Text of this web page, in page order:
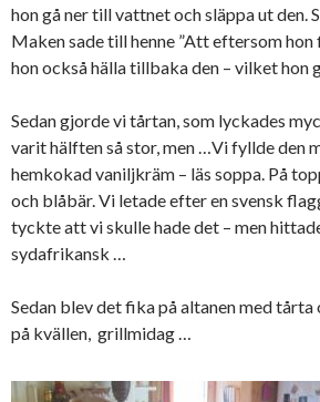
hon gå ner till vattnet och släppa ut den.
Maken sade till henne ”Att eftersom
hon också hälla tillbaka den – vilket hon
Sedan gjorde vi tårtan, som lyckades
varit hälften så stor, men …Vi fyllde den
hemkokad vaniljkräm – läs soppa. På
och blåbär. Vi letade efter en svensk
tyckte att vi skulle hade det – men
sydafrikansk …
Sedan blev det fika på altanen med tårta
på kvällen, grillmidag …